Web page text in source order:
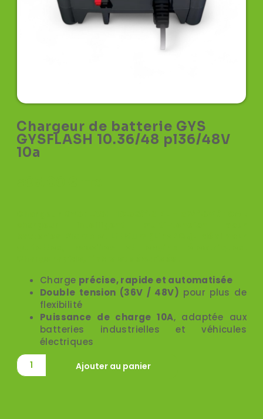
Chargeur de batterie GYS
GYSFLASH 10.36/48 pl36/48V
10a
Charge précise, rapide et automatisée
Double tension (36V / 48V) pour plus de
flexibilité
Puissance de charge 10A, adaptée aux
batteries industrielles et véhicules
électriques
Ajouter au panier